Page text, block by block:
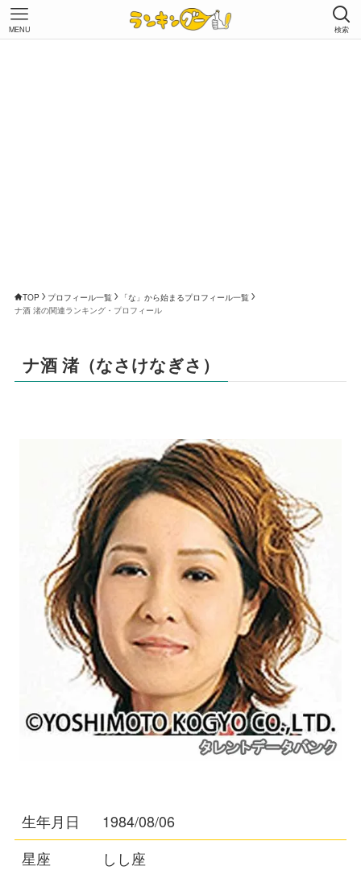
検索
MENU
TOP プロフィール一覧
「な」から始まるプロフィール一覧
ナ酒 渚の関連ランキング・プロフィール
ナ酒 渚（なさけなぎさ）
生年月日
1984/08/06
星座
しし座